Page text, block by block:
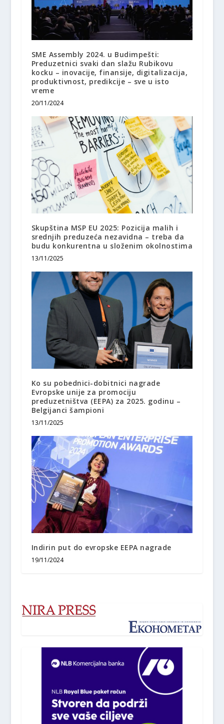
SME Assembly 2024. u Budimpešti:
Preduzetnici svaki dan slažu Rubikovu
kocku – inovacije, finansije, digitalizacija,
produktivnost, predikcije – sve u isto
vreme
20/11/2024
Skupština MSP EU 2025: Pozicija malih i
srednjih preduzeća nezavidna – treba da
budu konkurentna u složenim okolnostima
13/11/2025
Ko su pobednici-dobitnici nagrade
Evropske unije za promociju
preduzetništva (EEPA) za 2025. godinu –
Belgijanci šampioni
13/11/2025
Indirin put do evropske EEPA nagrade
19/11/2024